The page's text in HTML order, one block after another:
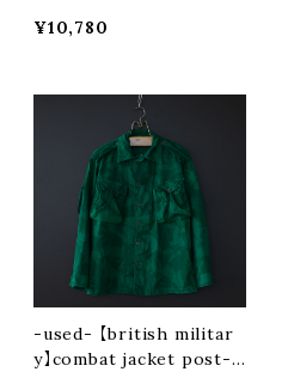
¥10,780
-used- 【british militar
y】combat jacket post-d